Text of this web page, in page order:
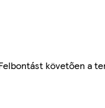
követően a